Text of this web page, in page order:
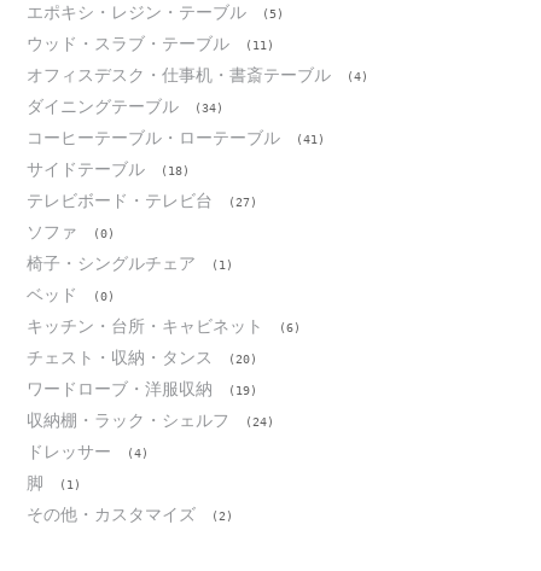
エポキシ・レジン・テーブル (5)
ウッド・スラブ・テーブル (11)
オフィスデスク・仕事机・書斎テーブル (4)
ダイニングテーブル (34)
コーヒーテーブル・ローテーブル (41)
サイドテーブル (18)
テレビボード・テレビ台 (27)
ソファ (0)
椅子・シングルチェア (1)
ベッド (0)
キッチン・台所・キャビネット (6)
チェスト・収納・タンス (20)
ワードローブ・洋服収納 (19)
収納棚・ラック・シェルフ (24)
ドレッサー (4)
脚 (1)
その他・カスタマイズ (2)